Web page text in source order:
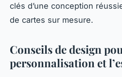
clés d’une conception
de cartes sur mesure.
Conseils de design
personnalisation et